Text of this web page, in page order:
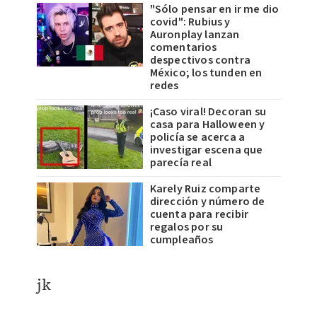
"Sólo pensar en ir me dio
covid": Rubius y
Auronplay lanzan
comentarios
despectivos contra
México; los tunden en
redes
¡Caso viral! Decoran su
casa para Halloween y
policía se acerca a
investigar escena que
parecía real
Karely Ruiz comparte
dirección y número de
cuenta para recibir
regalos por su
cumpleaños
jk